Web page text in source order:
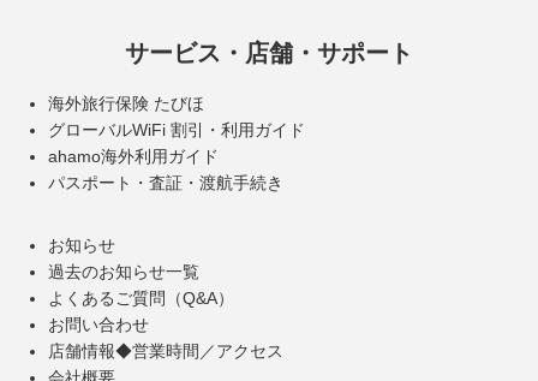
サービス・店舗・サポート
海外旅行保険 たびほ
グローバルWiFi 割引・利用ガイド
ahamo海外利用ガイド
パスポート・査証・渡航手続き
お知らせ
過去のお知らせ一覧
よくあるご質問（Q&A）
お問い合わせ
店舗情報◆営業時間／アクセス
会社概要